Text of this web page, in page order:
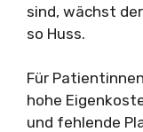
sind, wächst
so Huss.
Für
hohe
und fehlende